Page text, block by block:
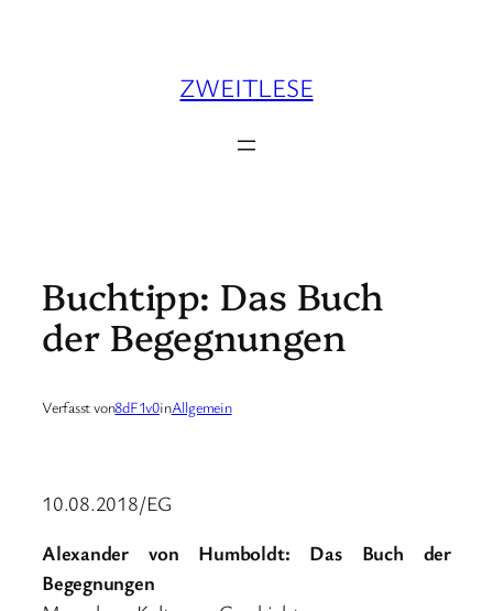
ZWEITLESE
Buchtipp: Das Buch
der Begegnungen
Verfasst von8dF1v0inAllgemein
10.08.2018/EG
Alexander von Humboldt: Das Buch der
Begegnungen